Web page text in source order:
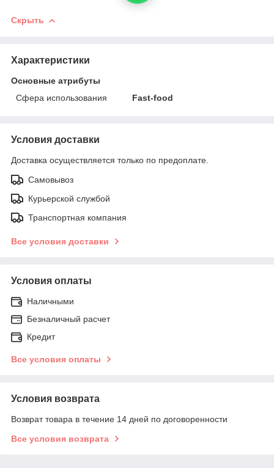
Скрыть
Характеристики
Основные атрибуты
Сфера использования
Fast-food
Условия доставки
Доставка осуществляется только по предоплате.
Самовывоз
Курьерской службой
Транспортная компания
Все условия доставки
Условия оплаты
Наличными
Безналичный расчет
Кредит
Все условия оплаты
Условия возврата
Возврат товара в течение 14 дней по договоренности
Все условия возврата